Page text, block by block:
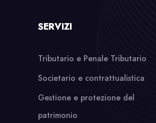
SERVIZI
Tributario e Penale Tributario
Societario e contrattualistica
Gestione e protezione del
patrimonio